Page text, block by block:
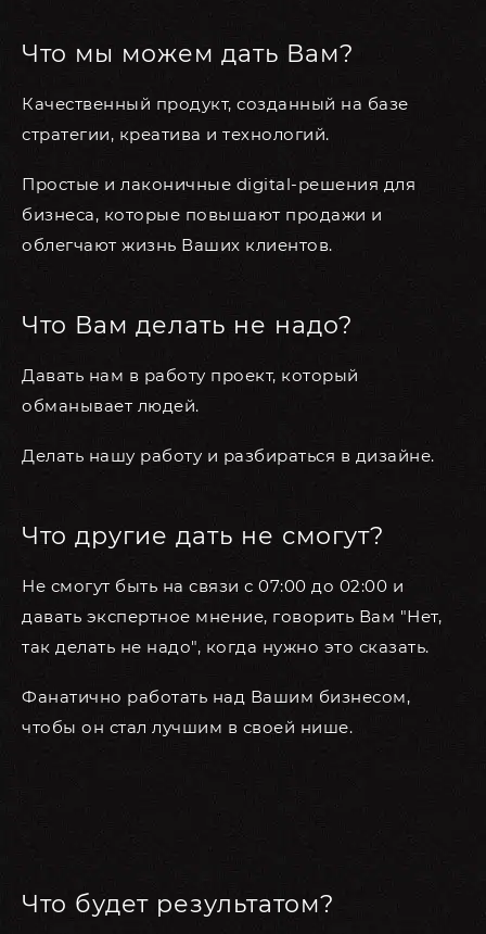
Что мы можем дать Вам?
Качественный продукт, созданный на базе
стратегии, креатива и технологий.
Простые и лаконичные digital-решения для
бизнеса, которые повышают продажи и
облегчают жизнь Ваших клиентов.
Что Вам делать не надо?
Давать нам в работу проект, который
обманывает людей.
Делать нашу работу и разбираться в дизайне.
Что другие дать не смогут?
Не смогут быть на связи с 07:00 до 02:00 и
давать экспертное мнение, говорить Вам "Нет,
так делать не надо", когда нужно это сказать.
Фанатично работать над Вашим бизнесом,
чтобы он стал лучшим в своей нише.
Что будет результатом?